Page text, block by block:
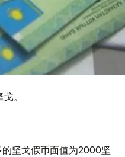
。
坚戈假币面值为2000坚